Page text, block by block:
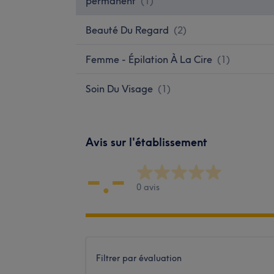
Beauté Du Regard (2)
Femme - Épilation À La Cire (1)
Soin Du Visage (1)
Avis sur l'établissement
-.- 0 avis
Filtrer par évaluation